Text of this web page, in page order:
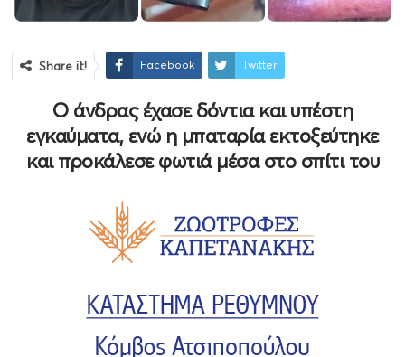
Share it! Facebook Twitter
Ο άνδρας έχασε δόντια και υπέστη
εγκαύματα, ενώ η μπαταρία εκτοξεύτηκε
και προκάλεσε φωτιά μέσα στο σπίτι του